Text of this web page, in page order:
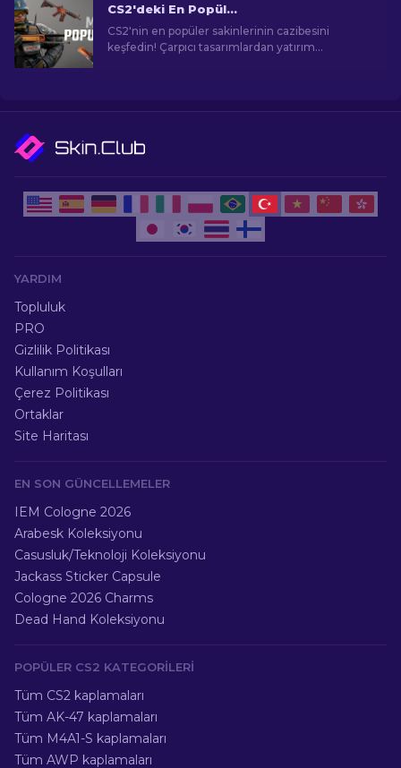
CS2'deki En Popüler Skinler
CS2'nin en popüler sakinlerinin cazibesini
keşfedin! Çarpıcı tasarımlardan yatırım
YARDIM
Topluluk
PRO
Gizlilik Politikası
Kullanım Koşulları
Çerez Politikası
Ortaklar
Site Haritası
EN SON GÜNCELLEMELER
IEM Cologne 2026
Arabesk Koleksiyonu
Casusluk/Teknoloji Koleksiyonu
Jackass Sticker Capsule
Cologne 2026 Charms
Dead Hand Koleksiyonu
POPÜLER CS2 KATEGORILERI
Tüm CS2 kaplamaları
Tüm AK-47 kaplamaları
Tüm M4A1-S kaplamaları
Tüm AWP kaplamaları